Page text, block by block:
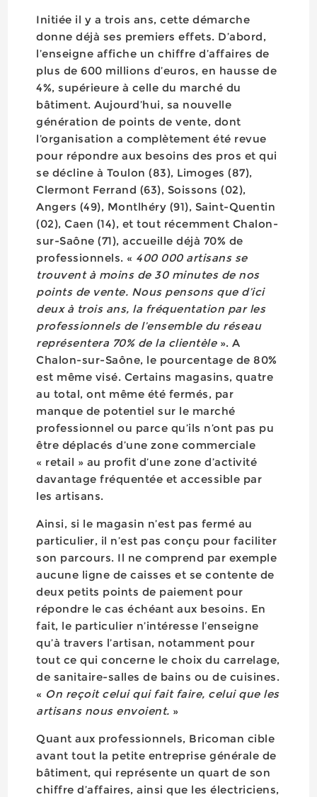
Initiée il y a trois ans, cette démarche
donne déjà ses premiers effets. D’abord,
l’enseigne affiche un chiffre d’affaires de
plus de 600 millions d’euros, en hausse de
4%, supérieure à celle du marché du
bâtiment. Aujourd’hui, sa nouvelle
génération de points de vente, dont
l’organisation a complètement été revue
pour répondre aux besoins des pros et qui
se décline à Toulon (83), Limoges (87),
Clermont Ferrand (63), Soissons (02),
Angers (49), Montlhéry (91), Saint-Quentin
(02), Caen (14), et tout récemment Chalon-
sur-Saône (71), accueille déjà 70% de
professionnels. « 400 000 artisans se
trouvent à moins de 30 minutes de nos
points de vente. Nous pensons que d’ici
deux à trois ans, la fréquentation par les
professionnels de l’ensemble du réseau
représentera 70% de la clientèle». A
Chalon-sur-Saône, le pourcentage de 80%
est même visé. Certains magasins, quatre
au total, ont même été fermés, par
manque de potentiel sur le marché
professionnel ou parce qu’ils n’ont pas pu
être déplacés d’une zone commerciale
« retail » au profit d’une zone d’activité
davantage fréquentée et accessible par
les artisans.
Ainsi, si le magasin n’est pas fermé au
particulier, il n’est pas conçu pour faciliter
son parcours. Il ne comprend par exemple
aucune ligne de caisses et se contente de
deux petits points de paiement pour
répondre le cas échéant aux besoins. En
fait, le particulier n’intéresse l’enseigne
qu’à travers l’artisan, notamment pour
tout ce qui concerne le choix du carrelage,
de sanitaire-salles de bains ou de cuisines.
« On reçoit celui qui fait faire, celui que les
artisans nous envoient. »
Quant aux professionnels, Bricoman cible
avant tout la petite entreprise générale de
bâtiment, qui représente un quart de son
chiffre d’affaires, ainsi que les électriciens,